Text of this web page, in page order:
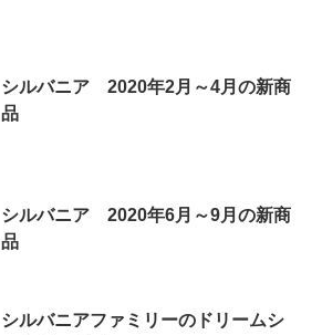
シルバニア 2020年2月～4月の新商
品
シルバニア 2020年6月～9月の新商
品
シルバニアファミリーのドリームシ